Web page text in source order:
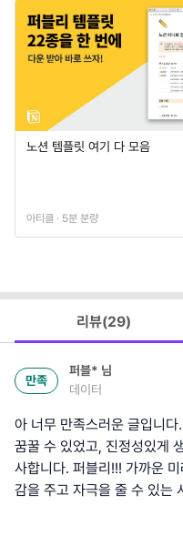
노션 템플릿 여기 다 모음
아티클 · 5분 분량
리뷰(29)
만족
퍼블* 님
데이터
아 너무 만족스러운 글입니
꿈꿀 수 있었고, 진정성있게
사합니다. 퍼블리!!! 가까운
감을 주고 자극을 줄 수 있는